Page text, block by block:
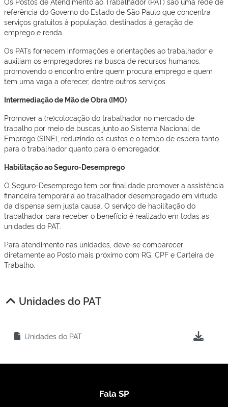
referência do Governo do Estado de São Paulo que concentra
serviços gratuitos à população, destinados à geração de
emprego e renda.
Os PATs fornecem informações e orientações ao trabalhador e
auxiliam os empregadores na busca de recursos humanos,
promovendo o encontro entre quem procura emprego e quem
tem uma vaga a oferecer, dentre outros serviços.
Intermediação de Mão de Obra (IMO)
Promover a (re)colocação do trabalhador no mercado de
trabalho por meio de buscas junto ao Sistema Nacional de
Emprego (SINE), reduzindo os custos e o tempo de espera tanto
para o trabalhador quanto para o empregador.
Habilitação ao Seguro-Desemprego
O Seguro-Desemprego tem por finalidade promover a assistência
financeira temporária ao trabalhador desempregado em virtude
da dispensa sem justa causa. O serviço de habilitação do
trabalhador para receber o benefício é realizado em todas as
unidades do PAT.
Para atendimento nas unidades, deve-se comparecer
diretamente ao Posto mais próximo com RG, CPF e Carteira de
Trabalho.
Unidades do PAT
Unidades do PAT
Fala SP